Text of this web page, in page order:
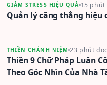
GIẢM STRESS HIỆU QUẢ 15 phút
Quản lý căng thẳng hiệu
THIỀN CHÁNH NIỆM 23 phút đọc
Thiền 9 Chữ Pháp Luân
Theo Góc Nhìn Của Nhà